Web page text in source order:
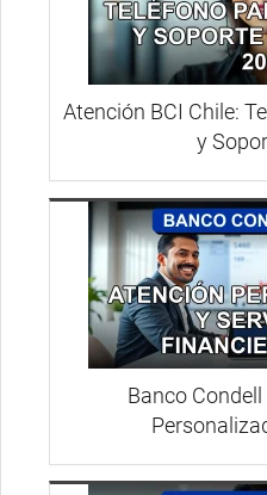
Atención BCI Chile:
y
Banco